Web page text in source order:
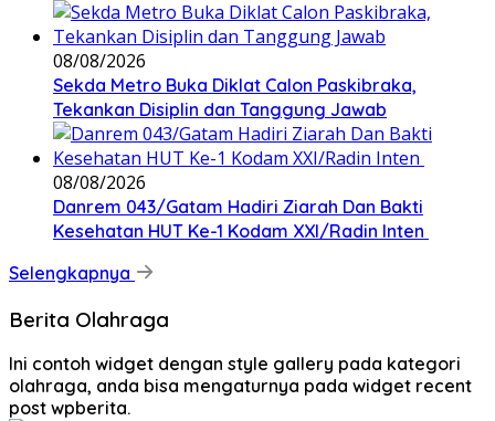
08/08/2026
Sekda Metro Buka Diklat Calon Paskibraka,
Tekankan Disiplin dan Tanggung Jawab
08/08/2026
Danrem 043/Gatam Hadiri Ziarah Dan Bakti
Kesehatan HUT Ke-1 Kodam XXI/Radin Inten
Selengkapnya
Berita Olahraga
Ini contoh widget dengan style gallery pada kategori
olahraga, anda bisa mengaturnya pada widget recent
post wpberita.